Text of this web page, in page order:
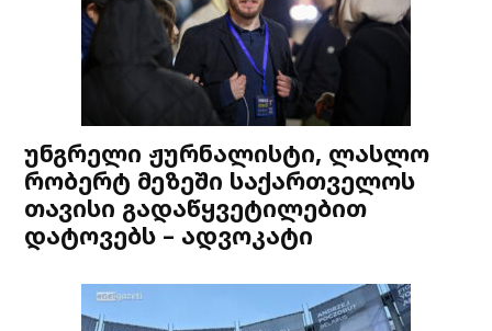
უნგრელი ჟურნალისტი, ლასლო
რობერტ მეზეში საქართველოს
თავისი გადაწყვეტილებით
დატოვებს – ადვოკატი